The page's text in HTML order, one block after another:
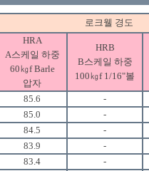
로크웰 경도
HRA
A스케일 하중
60㎏f Barle
압자
HRB
B스케일 하중
100㎏f 1/16"볼
85.6
-
85.0
-
84.5
-
83.9
-
83.4
-